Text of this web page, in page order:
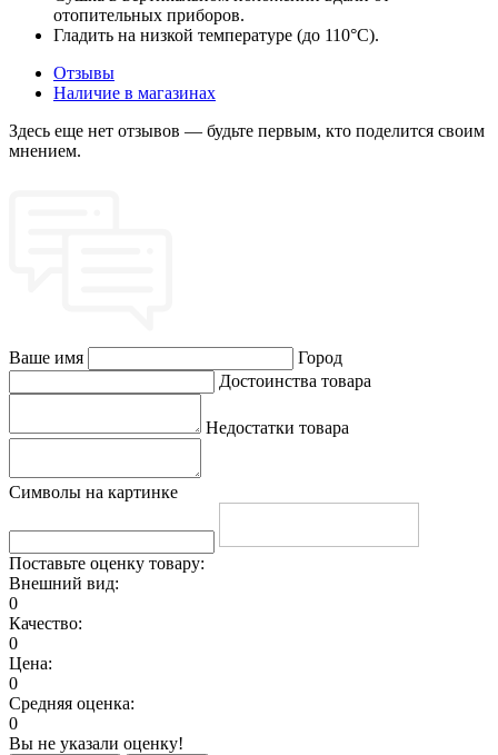
отопительных приборов.
Гладить на низкой температуре (до 110°C).
Отзывы
Наличие в магазинах
Здесь еще нет отзывов — будьте первым, кто поделится своим
мнением.
Ваше имя
Город
Достоинства товара
Недостатки товара
Символы на картинке
Поставьте оценку товару:
Внешний вид:
0
Качество:
0
Цена:
0
Средняя оценка:
0
Вы не указали оценку!